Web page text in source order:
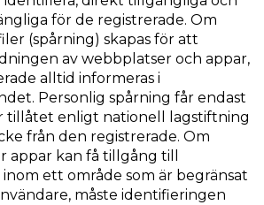
för de registrerade. Om
(spårning) skapas för att
av webbplatser och appar,
alltid informeras i
Personlig spårning får endast
tillåtet enligt nationell lagstiftning
från den registrerade. Om
appar kan få tillgång till
ett område som är begränsat
måste identifieringen